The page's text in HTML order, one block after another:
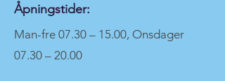
Åpningstider:
Man-fre 07.30 – 15.00, Onsdager
07.30 – 20.00